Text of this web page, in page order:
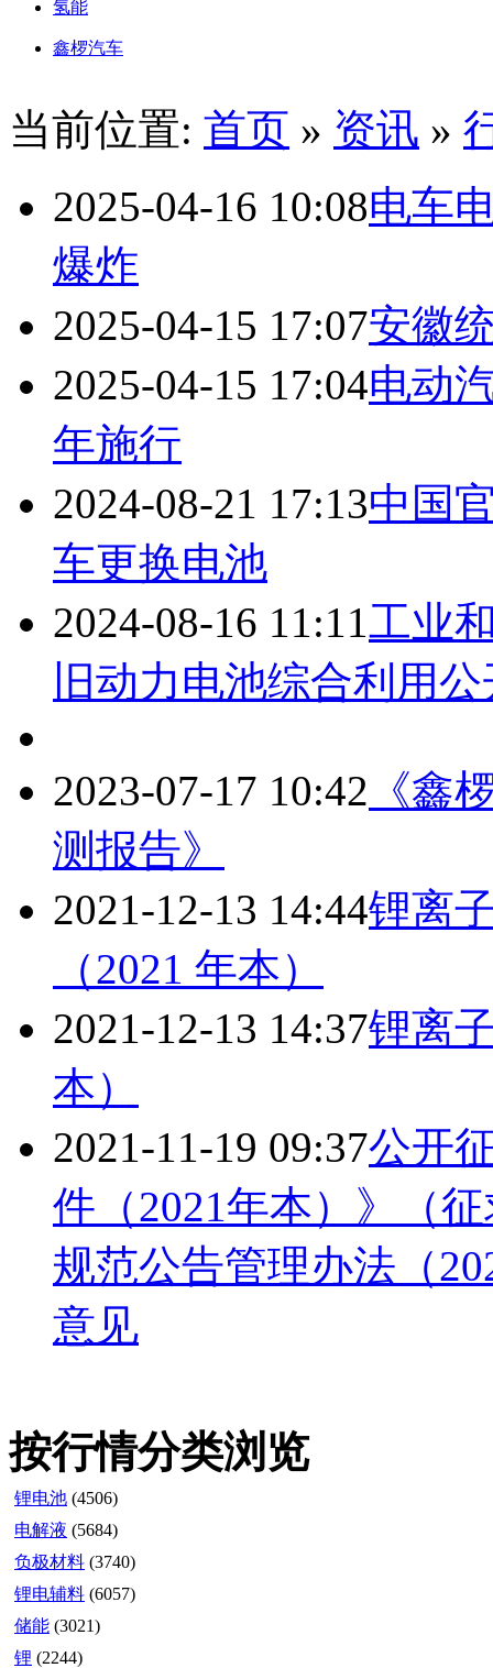
氢能
鑫椤汽车
当前位置: 首页 » 资讯 »
2025-04-16 10:08电车
爆炸
2025-04-15 17:07安徽
2025-04-15 17:04电动
年施行
2024-08-21 17:13中国
车更换电池
2024-08-16 11:11工业
旧动力电池综合利用
2023-07-17 10:42 《鑫
测报告》
2021-12-13 14:44锂离
（2021 年本）
2021-12-13 14:37锂离
本）
2021-11-19 09:37公开
件（2021年本）》（
规范公告管理办法（
意见
按行情分类浏览
锂电池 (4506)
电解液 (5684)
负极材料 (3740)
锂电辅料 (6057)
储能 (3021)
锂 (2244)